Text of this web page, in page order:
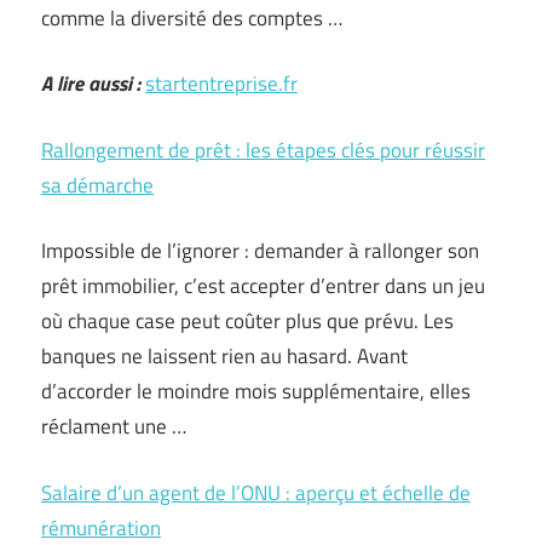
comme la diversité des comptes …
A lire aussi :startentreprise.fr
Rallongement de prêt : les étapes clés pour réussir
sa démarche
Impossible de l’ignorer : demander à rallonger son
prêt immobilier, c’est accepter d’entrer dans un jeu
où chaque case peut coûter plus que prévu. Les
banques ne laissent rien au hasard. Avant
d’accorder le moindre mois supplémentaire, elles
réclament une …
Salaire d’un agent de l’ONU : aperçu et échelle de
rémunération